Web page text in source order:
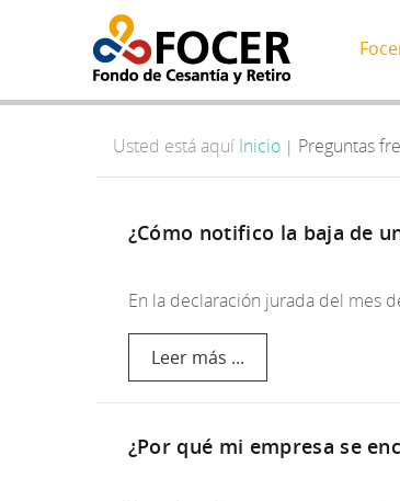
Usted está aquí Inicio | Preguntas
¿Cómo notifico la baja de
En la declaración jurada del mes
Leer más ...
¿Por qué mi empresa se